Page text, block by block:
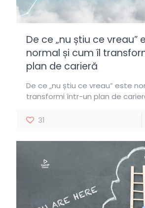
De ce „nu știu ce vreau”
normal și cum îl
plan de carieră
De ce „nu știu ce vreau” este
transformi într-un plan de
31